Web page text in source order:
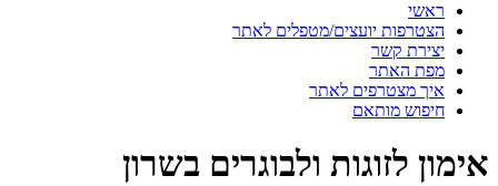
ראשי
הצטרפות יועצים/מטפלים לאתר
יצירת קשר
מפת האתר
איך מצטרפים לאתר
חיפוש מותאם
אימון לזוגות ולבוגרים בשרון